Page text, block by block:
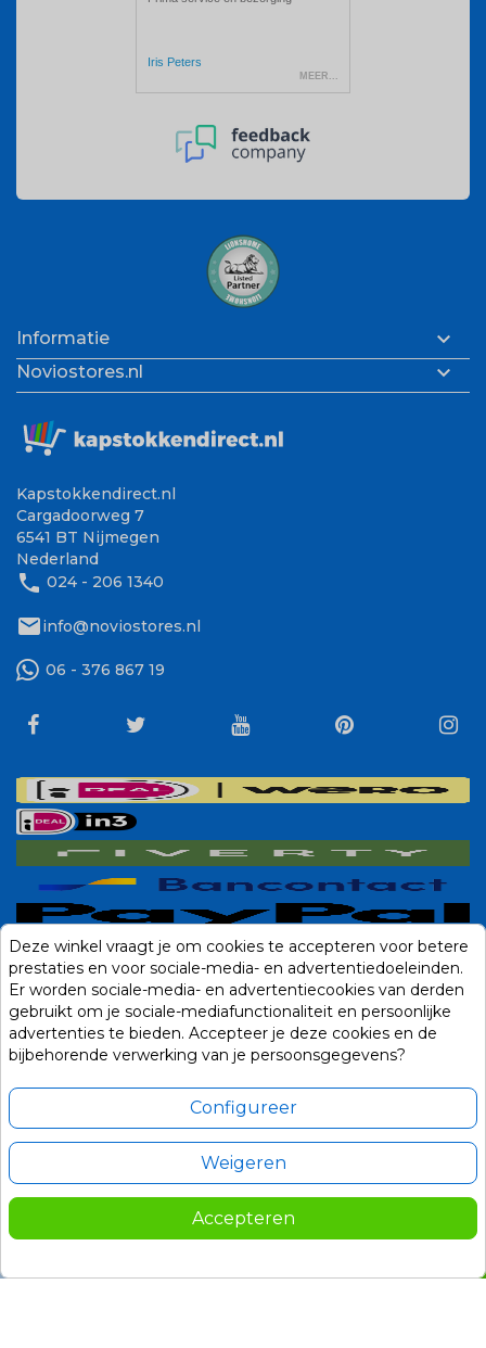
Informatie 
Noviostores.nl 
Kapstokkendirect.nl
Cargadoorweg 7
6541 BT Nijmegen
Nederland
phone 024 - 206 1340
mailinfo@noviostores.nl
06 - 376 867 19
Deze winkel vraagt je om cookies te accepteren voor betere
prestaties en voor sociale-media- en advertentiedoeleinden.
Er worden sociale-media- en advertentiecookies van derden
gebruikt om je sociale-mediafunctionaliteit en persoonlijke
advertenties te bieden. Accepteer je deze cookies en de
bijbehorende verwerking van je persoonsgegevens?
Configureer
Weigeren
Accepteren